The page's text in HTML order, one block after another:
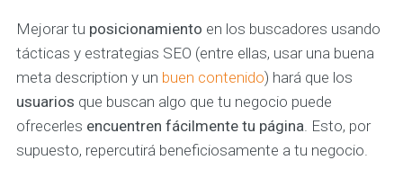
Mejorar tu posicionamiento en los buscadores usando
tácticas y estrategias SEO (entre ellas, usar una buena
meta description y un buen contenido) hará que los
usuarios que buscan algo que tu negocio puede
ofrecerles encuentren fácilmente tu página . Esto, por
supuesto, repercutirá beneficiosamente a tu negocio.